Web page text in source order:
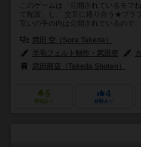
このゲームは「公開されているモフ
て配置」し、 交互に捲り合う★ブラ
互いの手の内は公開されているので、
武田 空（Sora Takeda）
羊毛フェルト制作・武田空
武田商店（Takeda Shoten）
5
興味あり
4
経験あり